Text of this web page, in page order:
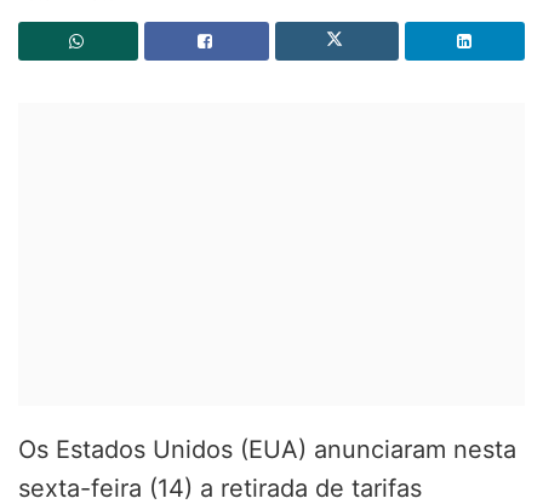
Os Estados Unidos (EUA) anunciaram nesta
sexta-feira (14) a retirada de tarifas